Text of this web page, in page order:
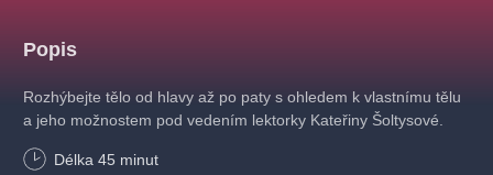
Popis
Rozhýbejte tělo od hlavy až po paty s ohledem k vlastnímu tělu
a jeho možnostem pod vedením lektorky Kateřiny Šoltysové.
Délka 45 minut